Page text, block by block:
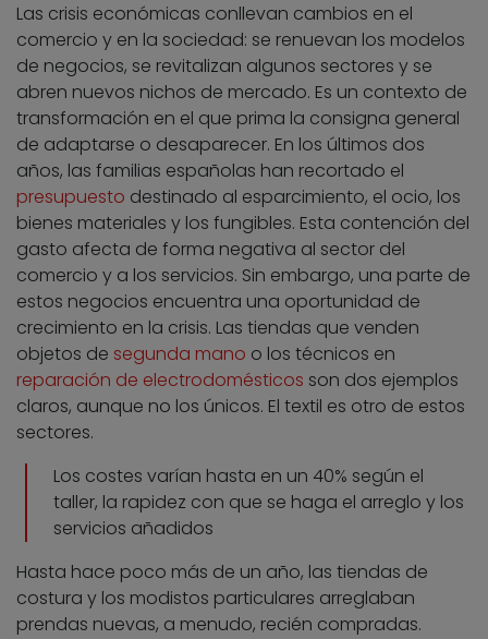
Las crisis económicas conllevan cambios en el
comercio y en la sociedad: se renuevan los modelos
de negocios, se revitalizan algunos sectores y se
abren nuevos nichos de mercado. Es un contexto de
transformación en el que prima la consigna general
de adaptarse o desaparecer. En los últimos dos
años, las familias españolas han recortado el
presupuesto destinado al esparcimiento, el ocio, los
bienes materiales y los fungibles. Esta contención del
gasto afecta de forma negativa al sector del
comercio y a los servicios. Sin embargo, una parte de
estos negocios encuentra una oportunidad de
crecimiento en la crisis. Las tiendas que venden
objetos de segunda mano o los técnicos en
reparación de electrodomésticos son dos ejemplos
claros, aunque no los únicos. El textil es otro de estos
sectores.
Los costes varían hasta en un 40% según el
taller, la rapidez con que se haga el arreglo y los
servicios añadidos
Hasta hace poco más de un año, las tiendas de
costura y los modistos particulares arreglaban
prendas nuevas, a menudo, recién compradas.